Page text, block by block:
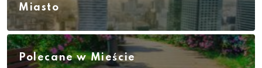
Miasto
Polecane w Mieście